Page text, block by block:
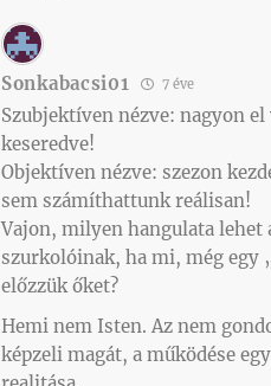
Sonkabacsi01 7 éve
Szubjektíven nézve: nagyon
keseredve!
Objektíven nézve: szezon
sem számíthattunk reálisan!
Vajon, milyen hangulata lehet
szurkolóinak, ha mi, még
előzzük őket?
Hemi nem Isten. Az nem
képzeli magát, a működése